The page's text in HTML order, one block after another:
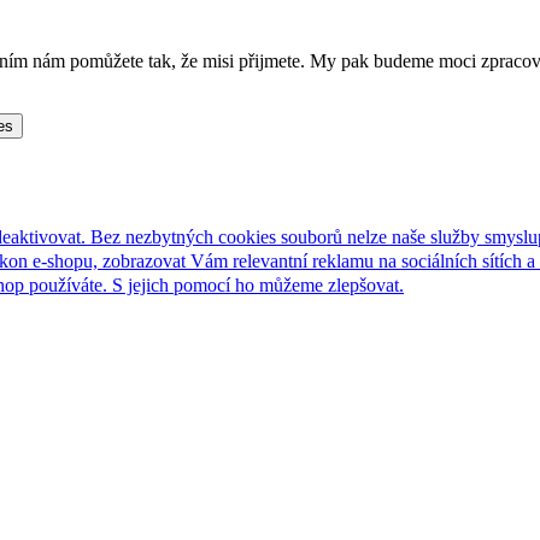
nám pomůžete tak, že misi přijmete. My pak budeme moci
Bez nezbytných cookies souborů nelze naše služby
e-shopu, zobrazovat Vám relevantní reklamu na sociálních sítích
používáte. S jejich pomocí ho můžeme zlepšovat.